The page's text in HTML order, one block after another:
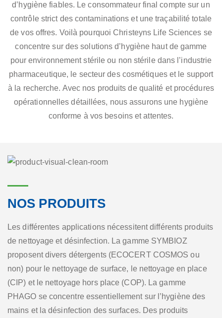
d’hygiène fiables. Le consommateur final compte sur un
contrôle strict des contaminations et une traçabilité totale
de vos offres. Voilà pourquoi Christeyns Life Sciences se
concentre sur des solutions d’hygiène haut de gamme
pour environnement stérile ou non stérile dans l’industrie
pharmaceutique, le secteur des cosmétiques et le support
à la recherche. Avec nos produits de qualité et procédures
opérationnelles détaillées, nous assurons une hygiène
conforme à vos besoins et attentes.
NOS PRODUITS
Les différentes applications nécessitent différents produits
de nettoyage et désinfection. La gamme SYMBIOZ
proposent divers détergents (ECOCERT COSMOS ou
non) pour le nettoyage de surface, le nettoyage en place
(CIP) et le nettoyage hors place (COP). La gamme
PHAGO se concentre essentiellement sur l’hygiène des
mains et la désinfection des surfaces. Des produits